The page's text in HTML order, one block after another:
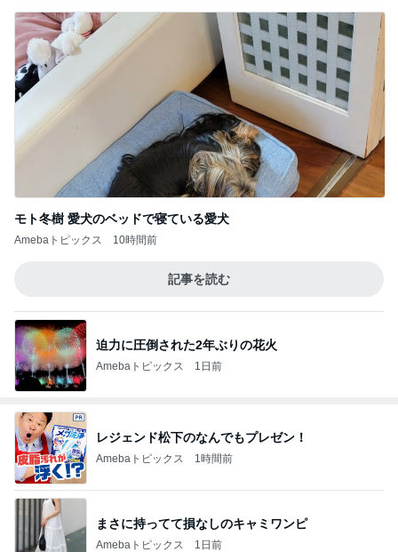
モト冬樹 愛犬のベッドで寝ている愛犬
Amebaトピックス 10時間前
記事を読む
迫力に圧倒された2年ぶりの花火
Amebaトピックス 1日前
レジェンド松下のなんでもプレゼン！
Amebaトピックス 1時間前
まさに持ってて損なしのキャミワンピ
Amebaトピックス 1日前